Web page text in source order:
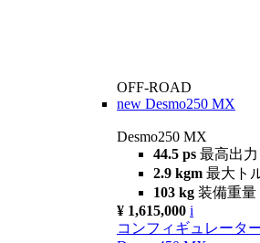
OFF-ROAD
new Desmo250 MX
Desmo250 MX
44.5 ps 最高出力
2.9 kgm 最大ト
103 kg 装備重量
¥ 1,615,000 i
コンフィギュレータ